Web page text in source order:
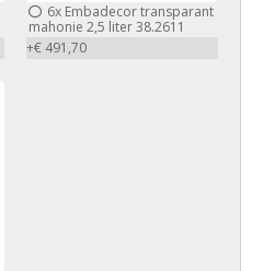
6xEmbadecor transparant
mahonie 2,5 liter 38.2611
+€ 491,70